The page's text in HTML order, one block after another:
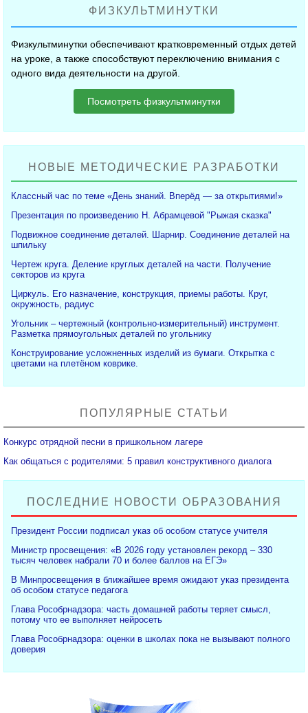
ФИЗКУЛЬТМИНУТКИ
Физкультминутки обеспечивают кратковременный отдых детей
на уроке, а также способствуют переключению внимания с
одного вида деятельности на другой.
Посмотреть физкультминутки
НОВЫЕ МЕТОДИЧЕСКИЕ РАЗРАБОТКИ
Классный час по теме «День знаний. Вперёд — за открытиями!»
Презентация по произведению Н. Абрамцевой "Рыжая сказка"
Подвижное соединение деталей. Шарнир. Соединение деталей на
шпильку
Чертеж круга. Деление круглых деталей на части. Получение
секторов из круга
Циркуль. Его назначение, конструкция, приемы работы. Круг,
окружность, радиус
Угольник – чертежный (контрольно-измерительный) инструмент.
Разметка прямоугольных деталей по угольнику
Конструирование усложненных изделий из бумаги. Открытка с
цветами на плетёном коврике.
ПОПУЛЯРНЫЕ СТАТЬИ
Конкурс отрядной песни в пришкольном лагере
Как общаться с родителями: 5 правил конструктивного диалога
ПОСЛЕДНИЕ НОВОСТИ ОБРАЗОВАНИЯ
Президент России подписал указ об особом статусе учителя
Министр просвещения: «В 2026 году установлен рекорд – 330
тысяч человек набрали 70 и более баллов на ЕГЭ»
В Минпросвещения в ближайшее время ожидают указ президента
об особом статусе педагога
Глава Рособрнадзора: часть домашней работы теряет смысл,
потому что ее выполняет нейросеть
Глава Рособрнадзора: оценки в школах пока не вызывают полного
доверия